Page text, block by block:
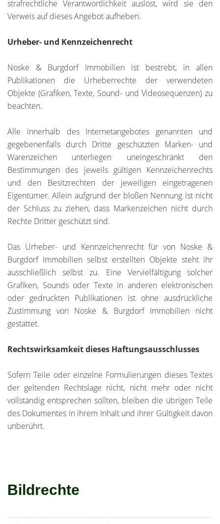
strafrechtliche Verantwortlichkeit auslöst, wird sie den
Verweis auf dieses Angebot aufheben.
Urheber- und Kennzeichenrecht
Noske & Burgdorf Immobilien ist bestrebt, in allen
Publikationen die Urheberrechte der verwendeten
Objekte (Grafiken, Texte, Sound- und Videosequenzen) zu
beachten.
Alle innerhalb des Internetangebotes genannten und
gegebenenfalls durch Dritte geschützten Marken- und
Warenzeichen unterliegen uneingeschränkt den
Bestimmungen des jeweils gültigen Kennzeichenrechts
und den Besitzrechten der jeweiligen eingetragenen
Eigentümer. Allein aufgrund der bloßen Nennung ist nicht
der Schluss zu ziehen, dass Markenzeichen nicht durch
Rechte Dritter geschützt sind.
Das Urheber- und Kennzeichenrecht für von Noske &
Burgdorf Immobilien selbst erstellten Objekte steht ihr
ausschließlich selbst zu. Eine Vervielfältigung solcher
Grafiken, Sounds oder Texte in anderen elektronischen
oder gedruckten Publikationen ist ohne ausdrückliche
Zustimmung von Noske & Burgdorf Immobilien nicht
gestattet.
Rechtswirksamkeit dieses Haftungsausschlusses
Sofern Teile oder einzelne Formulierungen dieses Textes
der geltenden Rechtslage nicht, nicht mehr oder nicht
vollständig entsprechen sollten, bleiben die übrigen Teile
des Dokumentes in ihrem Inhalt und ihrer Gültigkeit davon
unberührt.
Bildrechte